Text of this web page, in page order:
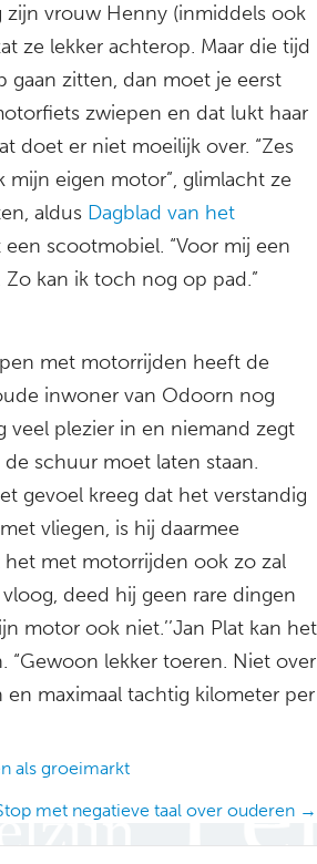
zijn vrouw Henny (inmiddels ook
ze lekker achterop. Maar die tijd
gaan zitten, dan moet je eerst
zwiepen en dat lukt haar
doet er niet moeilijk over. “Zes
mijn eigen motor”, glimlacht ze
aldus Dagblad van het
een scootmobiel. “Voor mij een
kan ik toch nog op pad.”
met motorrijden heeft de
inwoner van Odoorn nog
veel plezier in en niemand zegt
schuur moet laten staan.
gevoel kreeg dat het verstandig
vliegen, is hij daarmee
met motorrijden ook zo zal
deed hij geen rare dingen
motor ook niet.’’Jan Plat kan het
“Gewoon lekker toeren. Niet over
maximaal tachtig kilometer per
als groeimarkt
met negatieve taal over ouderen →